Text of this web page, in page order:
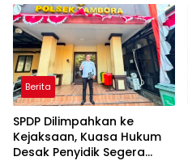
DNA bagi Petugas dan
Warga Binaan
Berita
SPDP Dilimpahkan ke
Kejaksaan, Kuasa Hukum
Desak Penyidik Segera